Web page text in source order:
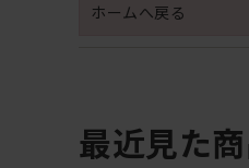
ホームへ戻る
最近見た